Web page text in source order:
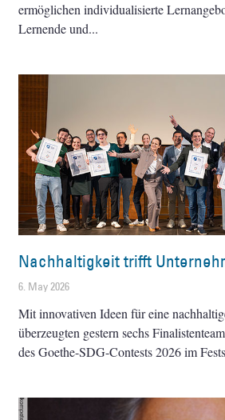
ermöglichen individualisierte
Lernende und
Nachhaltigkeit trifft
6. May 2026
Mit innovativen Ideen für eine
überzeugten gestern sechs
des Goethe-SDG-Contests 2026 im